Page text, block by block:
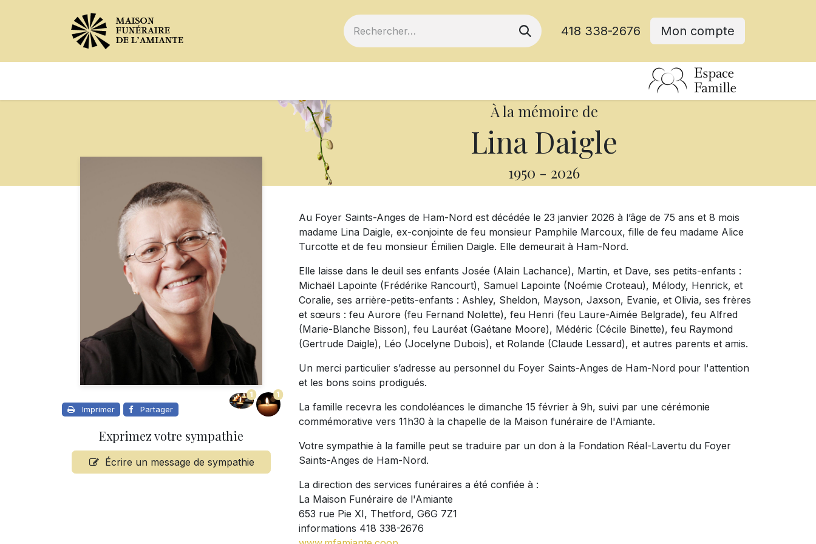
418 338-2676 Mon compte
À la mémoire de
Lina Daigle
1950 - 2026
Imprimer Partager
1 1
Exprimez votre sympathie
Écrire un message de sympathie
Au Foyer Saints-Anges de Ham-Nord est décédée le 23 janvier 2026 à l’âge de 75 ans et 8 mois
madame Lina Daigle, ex-conjointe de feu monsieur Pamphile Marcoux, fille de feu madame Alice
Turcotte et de feu monsieur Émilien Daigle. Elle demeurait à Ham-Nord.
Elle laisse dans le deuil ses enfants Josée (Alain Lachance), Martin, et Dave, ses petits-enfants :
Michaël Lapointe (Frédérike Rancourt), Samuel Lapointe (Noémie Croteau), Mélody, Henrick, et
Coralie, ses arrière-petits-enfants : Ashley, Sheldon, Mayson, Jaxson, Evanie, et Olivia, ses frères
et sœurs : feu Aurore (feu Fernand Nolette), feu Henri (feu Laure-Aimée Belgrade), feu Alfred
(Marie-Blanche Bisson), feu Lauréat (Gaétane Moore), Médéric (Cécile Binette), feu Raymond
(Gertrude Daigle), Léo (Jocelyne Dubois), et Rolande (Claude Lessard), et autres parents et amis.
Un merci particulier s’adresse au personnel du Foyer Saints-Anges de Ham-Nord pour l'attention
et les bons soins prodigués.
La famille recevra les condoléances le dimanche 15 février à 9h, suivi par une cérémonie
commémorative vers 11h30 à la chapelle de la Maison funéraire de l'Amiante.
Votre sympathie à la famille peut se traduire par un don à la Fondation Réal-Lavertu du Foyer
Saints-Anges de Ham-Nord.
La direction des services funéraires a été confiée à :
La Maison Funéraire de l'Amiante
653 rue Pie XI, Thetford, G6G 7Z1
informations 418 338-2676